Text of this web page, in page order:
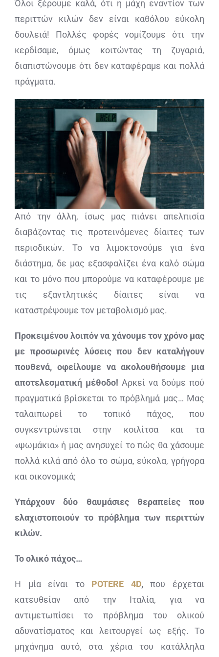
ΔΙΑΓΝΩΣΤΙΚΕΣ ΑΝΑΛΥΣΕΙΣ
BLOG
Όλοι ξέρουμε καλά, ότι η μάχη εναντίον των
περιττών κιλών δεν είναι καθόλου εύκολη
δουλειά! Πολλές φορές νομίζουμε ότι την
κερδίσαμε, όμως κοιτώντας τη ζυγαριά,
διαπιστώνουμε ότι δεν καταφέραμε και πολλά
πράγματα.
Από την άλλη, ίσως μας πιάνει απελπισία
διαβάζοντας τις προτεινόμενες δίαιτες των
περιοδικών. Το να λιμοκτονούμε για ένα
διάστημα, δε μας εξασφαλίζει ένα καλό σώμα
και το μόνο που μπορούμε να καταφέρουμε με
τις εξαντλητικές δίαιτες είναι να
καταστρέψουμε τον μεταβολισμό μας.
Προκειμένου λοιπόν να χάνουμε τον χρόνο μας
με προσωρινές λύσεις που δεν καταλήγουν
πουθενά, οφείλουμε να ακολουθήσουμε μια
αποτελεσματική μέθοδο! Αρκεί να δούμε πού
πραγματικά βρίσκεται το πρόβλημά μας… Μας
ταλαιπωρεί το τοπικό πάχος, που
συγκεντρώνεται στην κοιλίτσα και τα
«ψωμάκια» ή μας ανησυχεί το πώς θα χάσουμε
πολλά κιλά από όλο το σώμα, εύκολα, γρήγορα
και οικονομικά;
Υπάρχουν δύο θαυμάσιες θεραπείες που
ελαχιστοποιούν το πρόβλημα των περιττών
κιλών.
Το ολικό πάχος…
Η μία είναι το POTERE 4D,
που έρχεται
κατευθείαν από την Ιταλία, για να
αντιμετωπίσει το πρόβλημα του ολικού
αδυνατίσματος και λειτουργεί ως εξής. Το
μηχάνημα αυτό, στα χέρια του κατάλληλα